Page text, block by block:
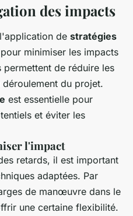
des impacts
de stratégies
minimiser les impacts
de réduire les
du projet.
est essentielle pour
et éviter les
l'impact
retards, il est important
adaptées. Par
de manœuvre dans le
une certaine flexibilité.